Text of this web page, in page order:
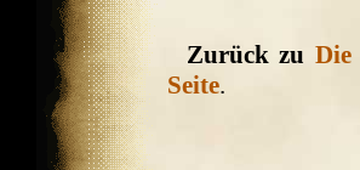
Zurück zu Die
Seite.